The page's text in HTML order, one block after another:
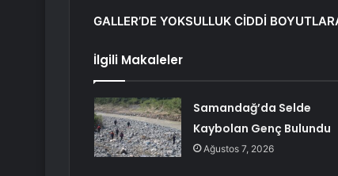
GALLER’DE YOKSULLUK CİDDİ
İlgili Makaleler
Samandağ’da Selde
Kaybolan Genç Bulundu
Ağustos 7, 2026